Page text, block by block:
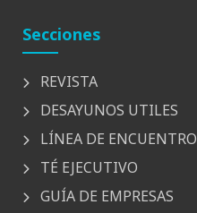
Secciones
REVISTA
DESAYUNOS UTILES
LÍNEA DE ENCUENTRO
TÉ EJECUTIVO
GUÍA DE EMPRESAS